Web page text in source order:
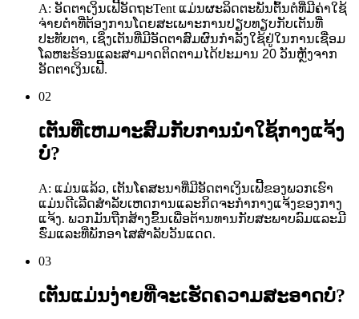
A: ອັດຕາເງິນເຟີ້ອັດຖະTent ແມ່ນຜະລິດຕະພັນຕົ້ນຕໍທີ່ມີຄ່າໃຊ້
ຈ່າຍຕ່ໍາທີ່ຕ້ອງການໂດຍສະເພາະການປຽບທຽບກັບເຕັນທີ່
ປະທັບຕາ, ເຊິ່ງເຕັນທີ່ມີອັດຕາສົມຜົນກໍາລັງໃຊ້ຢູ່ໃນການເຊື່ອມ
ໂລຫະຮ້ອນແລະສາມາດຕິດຕາມໄດ້ປະມານ 20 ວັນຫຼັງຈາກ
ອັດຕາເງິນເຟີ້.
02
ເຕັນທີ່ເຫມາະສົມກັບການນໍາໃຊ້ກາງແຈ້ງ
ບໍ?
A: ແມ່ນແລ້ວ, ເຕັນໂຄສະນາທີ່ມີອັດຕາເງິນເຟີ້ຂອງພວກເຮົາ
ແມ່ນດີເລີດສໍາລັບເຫດການແລະກິດຈະກໍາກາງແຈ້ງຂອງກາງ
ແຈ້ງ. ພວກມັນຖືກສ້າງຂຶ້ນເພື່ອຕ້ານທານກັບສະພາບລົມແລະມີ
ຮົ່ມແລະທີ່ພັກອາໄສສໍາລັບວັນແດດ.
03
ເຕັນແມ່ນງ່າຍທີ່ຈະເຮັດຄວາມສະອາດບໍ?